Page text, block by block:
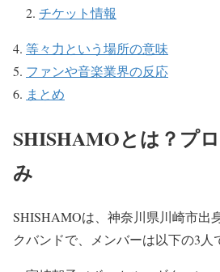
チケット情報
等々力という場所の意味
ファンや音楽業界の反応
まとめ
SHISHAMOとは？プ
み
SHISHAMOは、神奈川県川崎市出
クバンドで、メンバーは以下の3人